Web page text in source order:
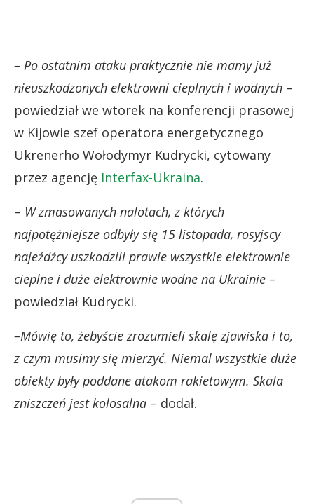
– Po ostatnim ataku praktycznie nie mamy już
nieuszkodzonych elektrowni cieplnych i wodnych –
powiedział we wtorek na konferencji prasowej
w Kijowie szef operatora energetycznego
Ukrenerho Wołodymyr Kudrycki, cytowany
przez agencję Interfax-Ukraina.
– W zmasowanych nalotach, z których
najpotężniejsze odbyły się 15 listopada, rosyjscy
najeźdźcy uszkodzili prawie wszystkie elektrownie
cieplne i duże elektrownie wodne na Ukrainie –
powiedział Kudrycki.
–Mówię to, żebyście zrozumieli skalę zjawiska i to,
z czym musimy się mierzyć. Niemal wszystkie duże
obiekty były poddane atakom rakietowym. Skala
zniszczeń jest kolosalna – dodał.